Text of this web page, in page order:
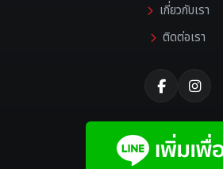
เกี่ยวกับเรา
ติดต่อเรา